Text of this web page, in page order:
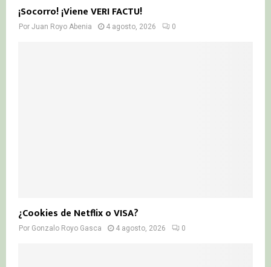
¡Socorro! ¡Viene VERI FACTU!
Por Juan Royo Abenia 4 agosto, 2026 0
¿Cookies de Netflix o VISA?
Por Gonzalo Royo Gasca 4 agosto, 2026 0